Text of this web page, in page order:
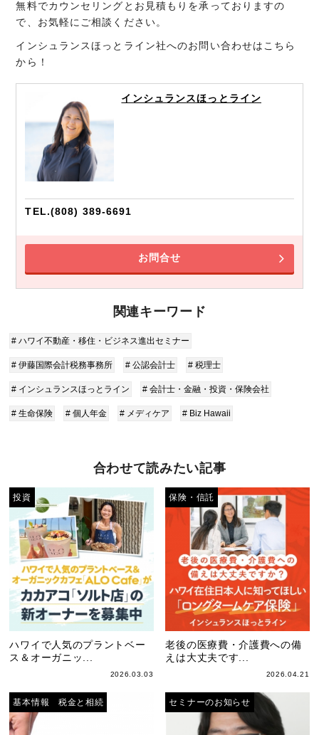
無料でカウンセリングとお見積もりを承っておりますの
で、お気軽にご相談ください。
インシュランスほっとライン社へのお問い合わせはこちら
から！
インシュランスほっとライン
TEL.(808) 389-6691
お問合せ
関連キーワード
# ハワイ不動産・移住・ビジネス進出セミナー
# 伊藤国際会計税務事務所 # 公認会計士 # 税理士
# インシュランスほっとライン # 会計士・金融・投資・保険会社
# 生命保険 # 個人年金 # メディケア # Biz Hawaii
合わせて読みたい記事
投資
ハワイで人気のプラントベー
ス＆オーガニッ...
2026.03.03
保険・信託
老後の医療費・介護費への備
えは大丈夫です...
2026.04.21
基本情報 税金と相続 セミナーのお知らせ